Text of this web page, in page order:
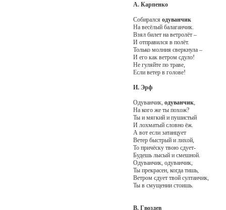
А. Карпенко
Собирался одуванчик
На весёлый балаганчик.
Взял билет на ветролёт –
И отправился в полёт.
Только молния сверкнула –
И его как ветром сдуло!
Не гуляйте по траве,
Если ветер в голове!
И. Эрф
Одуванчик, одуванчик,
На кого же ты похож?
Ты и мягкий и пушистый
И лохматый словно ёж.
А вот если затанцует
Ветер быстрый и лихой,
То причёску твою сдует-
Будешь лысый и смешной.
Одуванчик, одуванчик,
Ты прекрасен, когда тишь,
Ветром сдует твой султанчик,
Ты в смущении стоишь.
В. Гвоздев